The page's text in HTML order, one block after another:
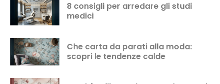
8 consigli per arredare gli studi
medici
Che carta da parati alla moda:
scopri le tendenze calde